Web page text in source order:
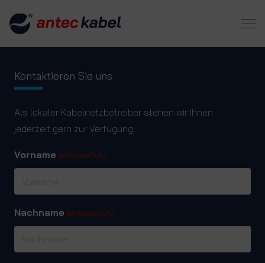
Kontaktieren Sie uns
Als lokaler Kabelnetzbetreiber stehen wir Ihnen
jederzeit gern zur Verfügung.
Vorname (erforderlich)
Nachname (erforderlich)